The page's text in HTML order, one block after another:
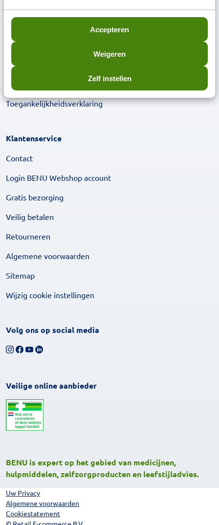
Accepteren
Weigeren
Zelf instellen
Over BENU
Over BENU Webshop
BENU in het nieuws
Werken bij BENU Apotheken
Toegankelijkheidsverklaring
Klantenservice
Contact
Login BENU Webshop account
Gratis bezorging
Veilig betalen
Retourneren
Algemene voorwaarden
Sitemap
Wijzig cookie instellingen
Volg ons op social media
Volg ons op Instagram
Volg ons op Facebook
Bekijk ons YouTube-kanaal
Volg ons op LinkedIn
Veilige online aanbieder
BENU is expert op het gebied van medicijnen,
hulpmiddelen, zelfzorgproducten en leefstijladvies.
Uw Privacy
Algemene voorwaarden
Cookiestatement